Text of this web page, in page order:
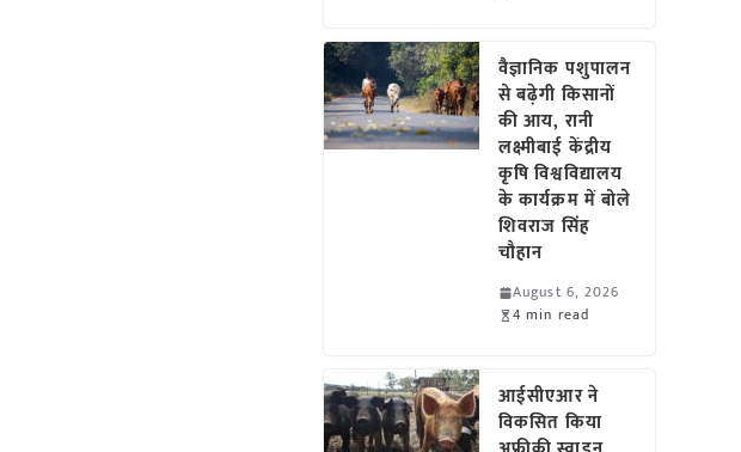
वैज्ञानिक पशुपालन
से बढ़ेगी किसानों
की आय, रानी
लक्ष्मीबाई केंद्रीय
कृषि विश्वविद्यालय
के कार्यक्रम में बोले
शिवराज सिंह
चौहान
August 6, 2026
4 min read
आईसीएआर ने
विकसित किया